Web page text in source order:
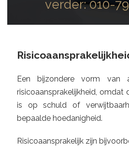
verder:010-
Een bijzondere vorm van
risicoaansprakelijkheid, omdat
is op schuld of
bepaalde hoedanigheid.
Risicoaansprakelijk zijn